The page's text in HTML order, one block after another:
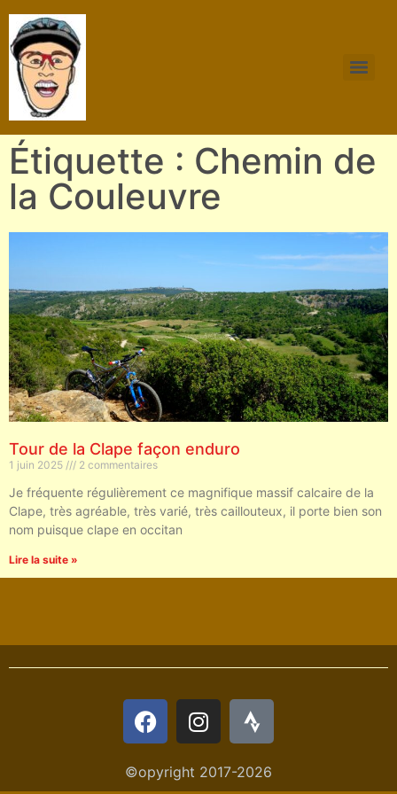
Étiquette : Chemin de
la Couleuvre
Tour de la Clape façon enduro
1 juin 2025 2 commentaires
Je fréquente régulièrement ce magnifique massif calcaire de la
Clape, très agréable, très varié, très caillouteux, il porte bien son
nom puisque clape en occitan
Lire la suite »
©opyright 2017-2026